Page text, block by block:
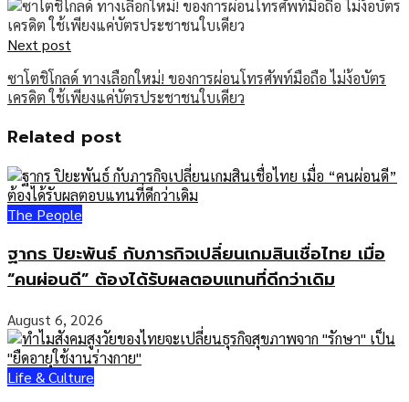
Next post
ซาโตชิโกลด์ ทางเลือกใหม่! ของการผ่อนโทรศัพท์มือถือ ไม่ง้อบัตร
เครดิต ใช้เพียงแค่บัตรประชาชนใบเดียว
Related post
The People
ฐากร ปิยะพันธ์ กับภารกิจเปลี่ยนเกมสินเชื่อไทย เมื่อ
“คนผ่อนดี” ต้องได้รับผลตอบแทนที่ดีกว่าเดิม
August 6, 2026
Life & Culture